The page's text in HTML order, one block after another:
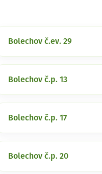
Bolechov č.ev. 29
Bolechov č.p. 13
Bolechov č.p. 17
Bolechov č.p. 20